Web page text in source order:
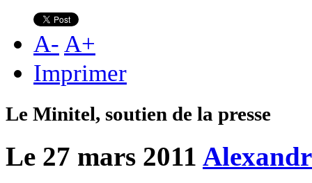
A- A+
Imprimer
Le Minitel, soutien de la presse
Le 27 mars 2011